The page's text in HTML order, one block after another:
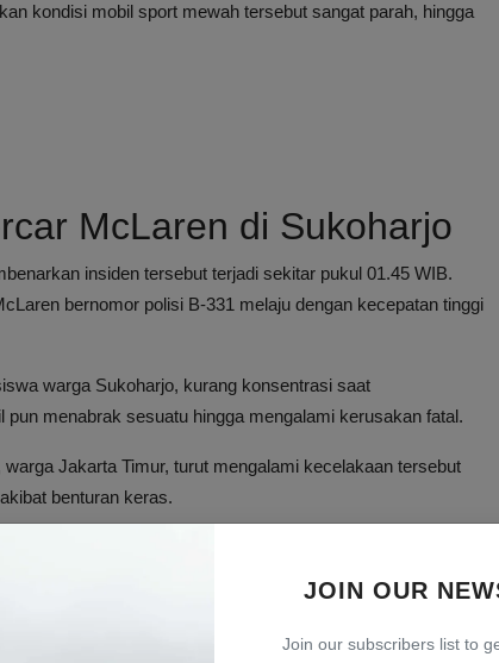
JOIN OUR
Join our subscribers list to
kondisi mobil sport mewah tersebut sangat parah, hingga
McLaren di Sukoharjo
insiden tersebut terjadi sekitar pukul 01.45 WIB.
bernomor polisi B-331 melaju dengan kecepatan tinggi
warga Sukoharjo, kurang konsentrasi saat
menabrak sesuatu hingga mengalami kerusakan fatal.
warga Jakarta Timur, turut mengalami kecelakaan tersebut
benturan keras.
Sport Premium McLaren
dengan performa tinggi dan desain aerodinamisnya